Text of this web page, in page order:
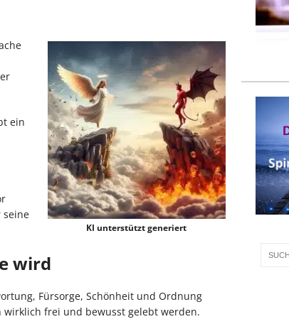
KI unterstützt generiert
ein
seine
wird
Fürsorge, Schönheit und Ordnung
frei und bewusst gelebt werden.